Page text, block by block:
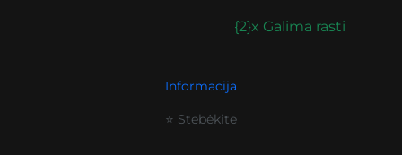
{2}x Galima rasti
Informacija
⭐ Stebėkite